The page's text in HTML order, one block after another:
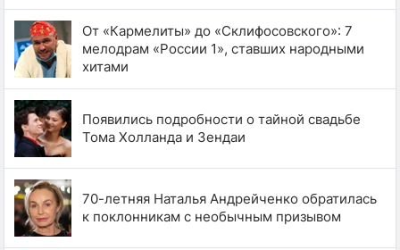
От «Кармелиты» до «Склифосовского»: 7
мелодрам «России 1», ставших народными
хитами
Появились подробности о тайной свадьбе
Тома Холланда и Зендаи
70-летняя Наталья Андрейченко обратилась
к поклонникам с необычным призывом